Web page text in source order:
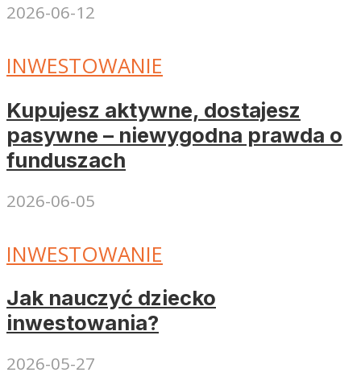
2026-06-12
INWESTOWANIE
Kupujesz aktywne, dostajesz
pasywne – niewygodna prawda o
funduszach
2026-06-05
INWESTOWANIE
Jak nauczyć dziecko
inwestowania?
2026-05-27